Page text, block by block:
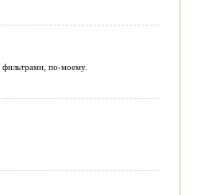
фильтрами, по-моему.